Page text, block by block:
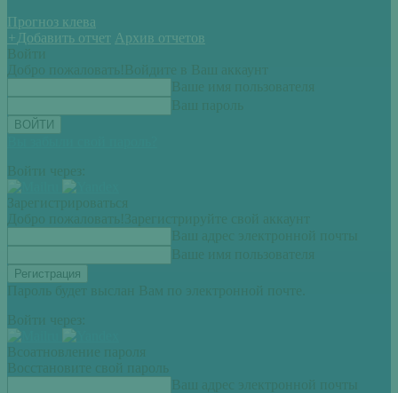
Прогноз клева
+ Добавить отчет Архив отчетов
Войти
Добро пожаловать! Войдите в Ваш аккаунт
Ваше имя пользователя
Ваш пароль
Войти через:
Зарегистрироваться
Добро пожаловать! Зарегистрируйте свой аккаунт
Ваш адрес электронной почты
Ваше имя пользователя
Пароль будет выслан Вам по электронной почте.
Войти через:
Всоатновление пароля
Восстановите свой пароль
Ваш адрес электронной почты